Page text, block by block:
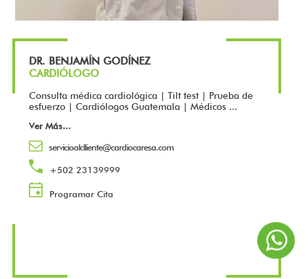
DR. BENJAMÍN GODÍNEZ
CARDIÓLOGO
Consulta médica cardiológica | Tilt test | Prueba de
esfuerzo | Cardiólogos Guatemala | Médicos ...
Ver Más...
servicioalclliente@cardiocaresa.com
+502 23139999
Programar Cita